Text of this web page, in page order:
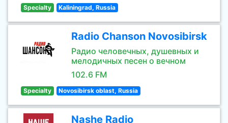
Specialty Kaliningrad, Russia
Radio Chanson Novosibirsk
Радио человечных, душевных и
мелодичных песен о вечном
102.6 FM
Specialty Novosibirsk oblast, Russia
Nashe Radio